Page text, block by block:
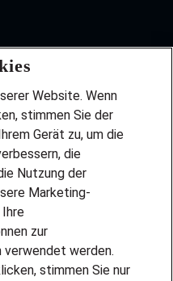
Website. Wenn
stimmen Sie der
Gerät zu, um die
die
Nutzung der
Marketing-
zur
verwendet werden.
stimmen Sie nur